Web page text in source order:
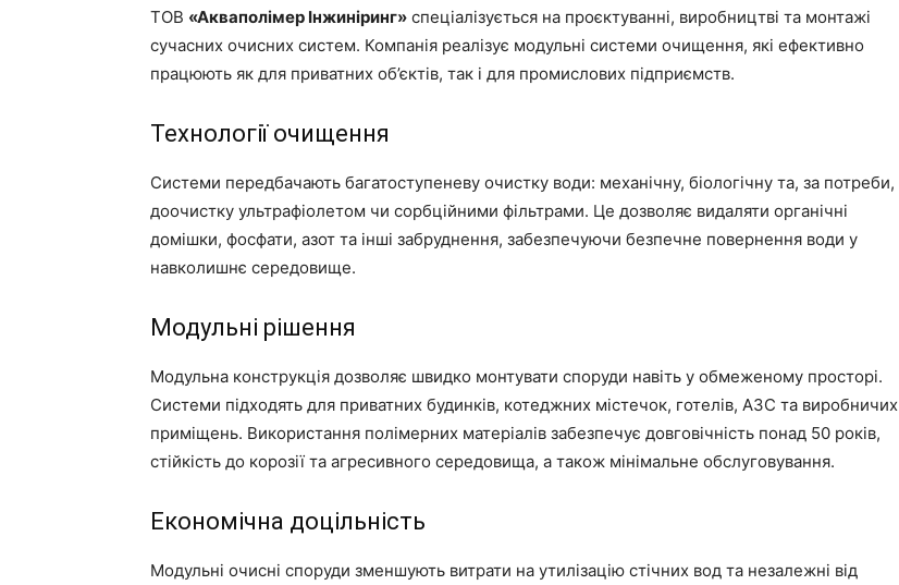
ТОВ «Акваполімер Інжиніринг» спеціалізується на проєктуванні, виробництві та монтажі
сучасних очисних систем. Компанія реалізує модульні системи очищення, які ефективно
працюють як для приватних об’єктів, так і для промислових підприємств.
Технології очищення
Системи передбачають багатоступеневу очистку води: механічну, біологічну та, за потреби,
доочистку ультрафіолетом чи сорбційними фільтрами. Це дозволяє видаляти органічні
домішки, фосфати, азот та інші забруднення, забезпечуючи безпечне повернення води у
навколишнє середовище.
Модульні рішення
Модульна конструкція дозволяє швидко монтувати споруди навіть у обмеженому просторі.
Системи підходять для приватних будинків, котеджних містечок, готелів, АЗС та виробничих
приміщень. Використання полімерних матеріалів забезпечує довговічність понад 50 років,
стійкість до корозії та агресивного середовища, а також мінімальне обслуговування.
Економічна доцільність
Модульні очисні споруди зменшують витрати на утилізацію стічних вод та незалежні від